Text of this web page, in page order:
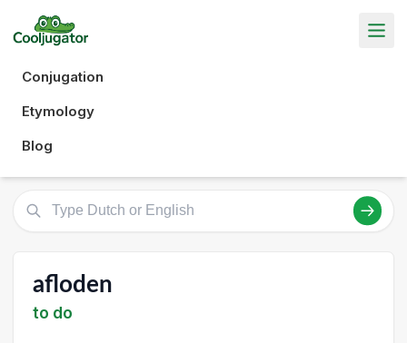
Conjugation
Etymology
Blog
afloden
to do